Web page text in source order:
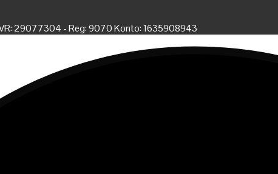
29077304 - Reg: 9070 Konto: 1635908943